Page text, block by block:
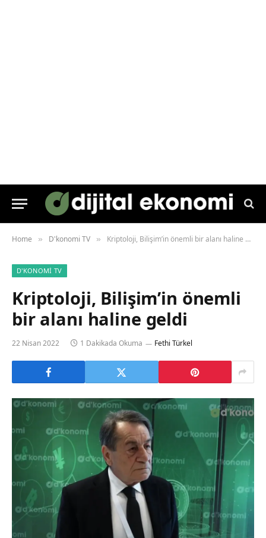
Home » D'konomi TV » Kriptoloji, Bilişim’in önemli bir alanı haline geldi
D'KONOMI TV
Kriptoloji, Bilişim’in önemli
bir alanı haline geldi
22 Nisan 2022 1 Dakikada Okuma Fethi Türkel